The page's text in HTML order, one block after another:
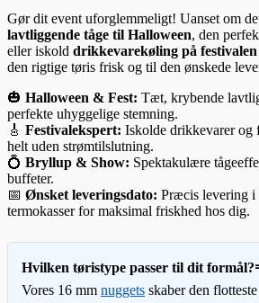
Gør dit event uforglemmeligt! Uanset om
lavtliggende tåge til Halloween, den
eller iskold drikkevarekøling på festivalen
den rigtige tøris frisk og til den ønskede
🎃 Halloween & Fest: Tæt, krybende
perfekte uhyggelige stemning.
🎸 Festivalekspert: Iskolde drikkevarer og
helt uden strømtilslutning.
💍 Bryllup & Show: Spektakulære
buffeter.
📅 Ønsket leveringsdato: Præcis levering i
termokasser for maksimal friskhed hos dig.
Hvilken tøristype passer til dit formål?
Vores 16 mm nuggets skaber den flotteste